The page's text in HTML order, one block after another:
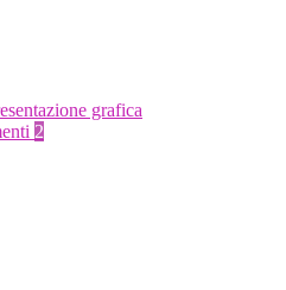
grafica
2